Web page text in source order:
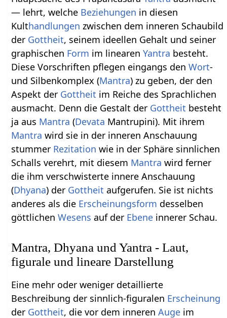
— lehrt, welche Beziehungen in diesen
Kulthandlungen zwischen dem inneren Schaubild
der Gottheit, seinem ideellen Gehalt und seiner
graphischen Form im linearenYantra besteht.
Diese Vorschriften pflegen eingangs denWort-
und Silbenkomplex (Mantra) zu geben, der den
Aspekt der Gottheit im Reiche des Sprachlichen
ausmacht. Denn die Gestalt der Gottheit besteht
ja aus Mantra (Devata Mantrupini). Mit ihrem
Mantra wird sie in der inneren Anschauung
stummer Rezitation wie in der Sphäre sinnlichen
Schalls verehrt, mit diesem Mantra wird ferner
die ihm verschwisterte innere Anschauung
(Dhyana) der Gottheit aufgerufen. Sie ist nichts
anderes als die Erscheinungsform desselben
göttlichenWesens auf der Ebene innerer Schau.
Mantra, Dhyana und Yantra - Laut,
figurale und lineare Darstellung
Eine mehr oder weniger detaillierte
Beschreibung der sinnlich-figuralen Erscheinung
der Gottheit, die vor dem innerenAuge im